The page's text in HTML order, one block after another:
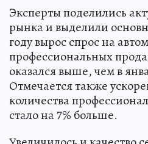
Эксперты поделились
рынка и выделили
году вырос спрос на
профессиональных
оказался выше, чем в
Отмечается также
количества
стало на 7% больше.